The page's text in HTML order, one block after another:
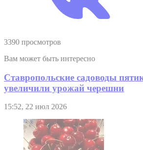
3390 просмотров
Вам может быть интересно
Ставропольские садоводы
увеличили урожай черешни
15:52, 22 июл 2026